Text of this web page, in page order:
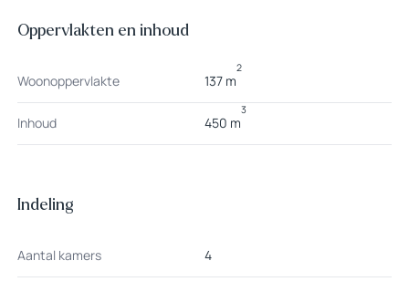
Oppervlakten en inhoud
Woonoppervlakte 137 m
2
Inhoud 450 m
3
Indeling
Aantal kamers 4